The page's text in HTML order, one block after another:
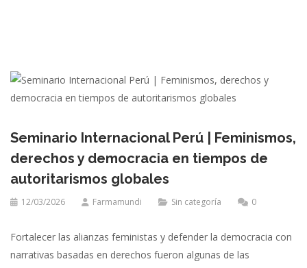
Seminario Internacional Perú | Feminismos,
derechos y democracia en tiempos de
autoritarismos globales
12/03/2026 Farmamundi Sin categoría 0
Fortalecer las alianzas feministas y defender la democracia con
narrativas basadas en derechos fueron algunas de las